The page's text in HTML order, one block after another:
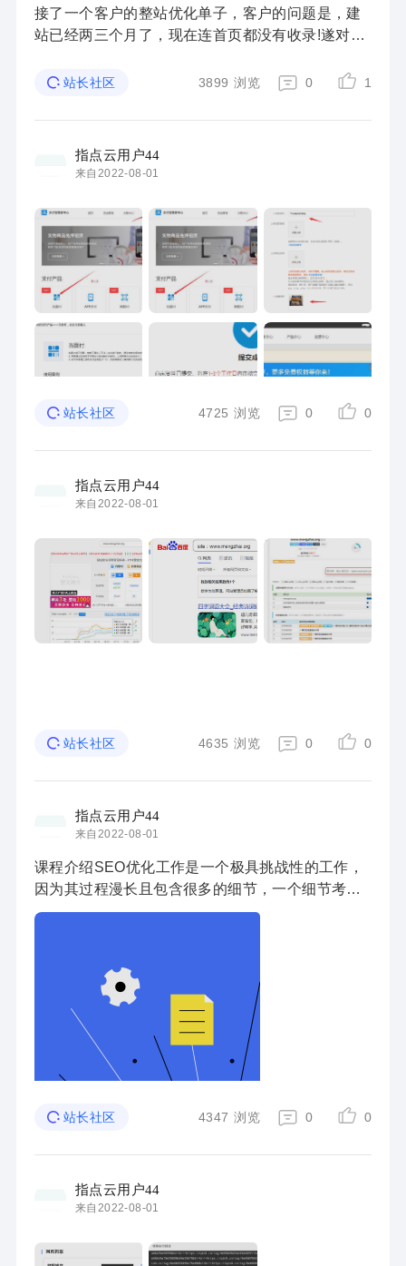
接了一个客户的整站优化单子，客户的问题是，建
站已经两三个月了，现在连首页都没有收录!遂对客
了一套优化方案，目前整个方案在有序推进。因为
站长社区 3899 浏览 0 1
指点云用户44
来自2022-08-01
站长社区 4725 浏览 0 0
指点云用户44
来自2022-08-01
站长社区 4635 浏览 0 0
指点云用户44
来自2022-08-01
课程介绍SEO优化工作是一个极具挑战性的工作，
因为其过程漫长且包含很多的细节，一个细节考虑
不到就可能导致整个网站优化工作功亏一篑；本次
站长社区 4347 浏览 0 0
指点云用户44
来自2022-08-01